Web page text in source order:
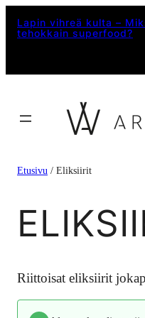
Lapin vihreä kulta –
tehokkain superfood?
Etusivu / Eliksiirit
Riittoisat eliksiirit